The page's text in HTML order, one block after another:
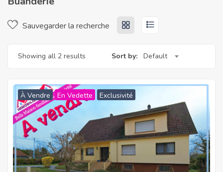
Sauvegarder la recherche
Showing all 2 results Sort by: Default
À Vendre En Vedette Exclusivité